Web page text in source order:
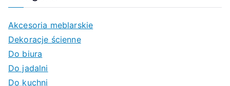
Akcesoria meblarskie
Dekoracje ścienne
Do biura
Do jadalni
Do kuchni